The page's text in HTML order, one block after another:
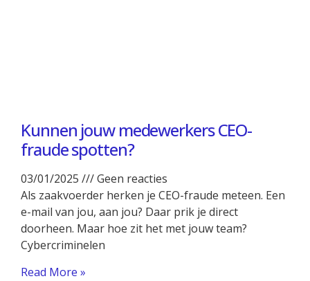
Kunnen jouw medewerkers CEO-
fraude spotten?
03/01/2025
Geen reacties
Als zaakvoerder herken je CEO-fraude meteen. Een
e-mail van jou, aan jou? Daar prik je direct
doorheen. Maar hoe zit het met jouw team?
Cybercriminelen
Read More »